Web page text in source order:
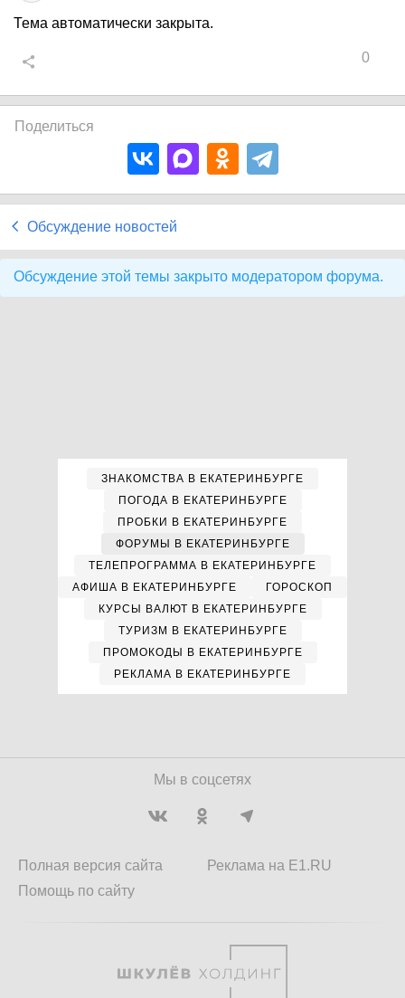
Тема автоматически закрыта.
0
Поделиться
Обсуждение новостей
Обсуждение этой темы закрыто модератором форума.
ЗНАКОМСТВА В ЕКАТЕРИНБУРГЕ
ПОГОДА В ЕКАТЕРИНБУРГЕ
ПРОБКИ В ЕКАТЕРИНБУРГЕ
ФОРУМЫ В ЕКАТЕРИНБУРГЕ
ТЕЛЕПРОГРАММА В ЕКАТЕРИНБУРГЕ
АФИША В ЕКАТЕРИНБУРГЕ
ГОРОСКОП
КУРСЫ ВАЛЮТ В ЕКАТЕРИНБУРГЕ
ТУРИЗМ В ЕКАТЕРИНБУРГЕ
ПРОМОКОДЫ В ЕКАТЕРИНБУРГЕ
РЕКЛАМА В ЕКАТЕРИНБУРГЕ
Мы в соцсетях
Полная версия сайта
Помощь по сайту
Реклама на E1.RU